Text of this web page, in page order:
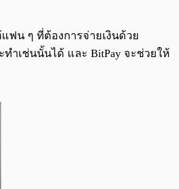
แฟน ๆ ที่ต้องการจ่ายเงินด้วย
ทำเช่นนั้นได้ และ BitPay จะช่วยให้